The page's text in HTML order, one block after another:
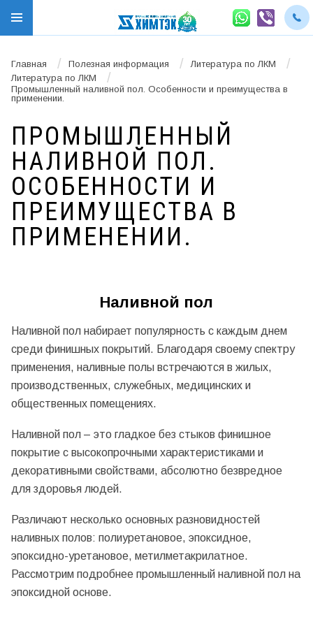
Главная / Полезная информация / Литература по ЛКМ /
Литература по ЛКМ /
Промышленный наливной пол. Особенности и преимущества в
применении.
ПРОМЫШЛЕННЫЙ
НАЛИВНОЙ ПОЛ.
ОСОБЕННОСТИ И
ПРЕИМУЩЕСТВА В
ПРИМЕНЕНИИ.
Наливной пол
Наливной пол набирает популярность с каждым днем
среди финишных покрытий. Благодаря своему спектру
применения, наливные полы встречаются в жилых,
производственных, служебных, медицинских и
общественных помещениях.
Наливной пол – это гладкое без стыков финишное
покрытие с высокопрочными характеристиками и
декоративными свойствами, абсолютно безвредное
для здоровья людей.
Различают несколько основных разновидностей
наливных полов: полиуретановое, эпоксидное,
эпоксидно-уретановое, метилметакрилатное.
Рассмотрим подробнее промышленный наливной пол на
эпоксидной основе.